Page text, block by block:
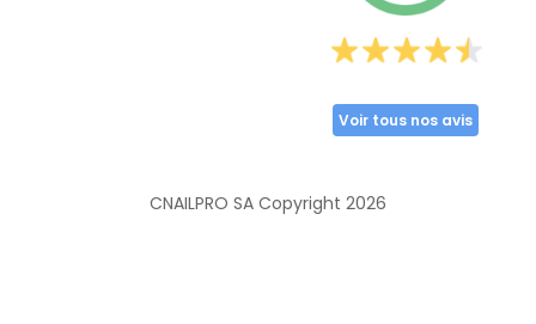
Voir tous nos avis
CNAILPRO SA Copyright 2026